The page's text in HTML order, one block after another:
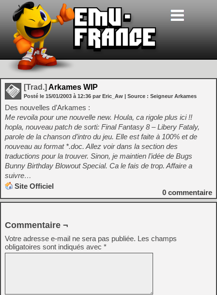
[Trad.] Arkames WIP
Posté le 15/01/2003 à 12:36 par Eric_Aw | Source : Seigneur Arkames
Des nouvelles d’Arkames :
Me revoila pour une nouvelle new. Houla, ca rigole plus ici !!
hopla, nouveau patch de sorti: Final Fantasy 8 – Libery Fataly,
parole de la chanson d’intro du jeu. Elle est faite à 100% et de
nouveau au format *.doc. Allez voir dans la section des
traductions pour la trouver. Sinon, je maintien l’idée de Bugs
Bunny Birthday Blowout Special. Ca le fais de trop. Affaire a
suivre…
Site Officiel
0 commentaire
Commentaire ¬
Votre adresse e-mail ne sera pas publiée. Les champs
obligatoires sont indiqués avec *